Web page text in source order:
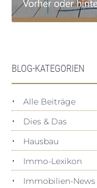
BLOG-KATEGORIEN
Alle Beiträge
Dies & Das
Hausbau
Immo-Lexikon
Immobilien-News